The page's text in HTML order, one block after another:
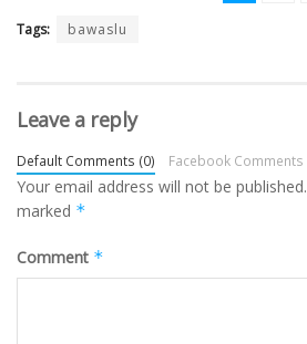
Tags: bawaslu
Leave a reply
Default Comments (0) Facebook Comments
Your email address will not be published.
marked *
Comment *